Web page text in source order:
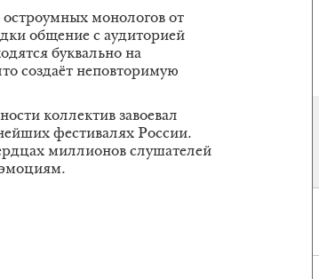
монологов от
общение с аудиторией
буквально на
создаёт неповторимую
коллектив завоевал
фестивалях России.
миллионов слушателей